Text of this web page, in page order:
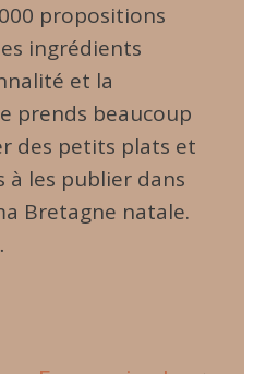
propositions
ingrédients
et la
prends beaucoup
des petits plats et
à les publier dans
Bretagne natale.